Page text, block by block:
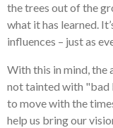
the trees out of the
what it has learned.
influences – just as
With this in mind,
not tainted with "bad
to move with the
help us bring our